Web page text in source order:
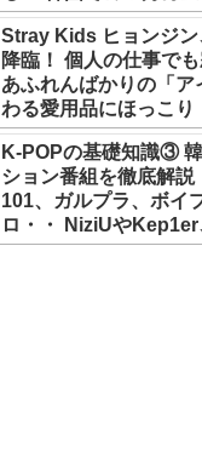
Stray Kids ヒョンジン
降臨！ 個人の仕事でも
あふれんばかりの「ア
わる愛用品にほっこり
K-POPの基礎知識③
ション番組を徹底解説
101、ガルプラ、ボイ
ロ・・ NiziUやKep1er
ZEROBASEONEら人